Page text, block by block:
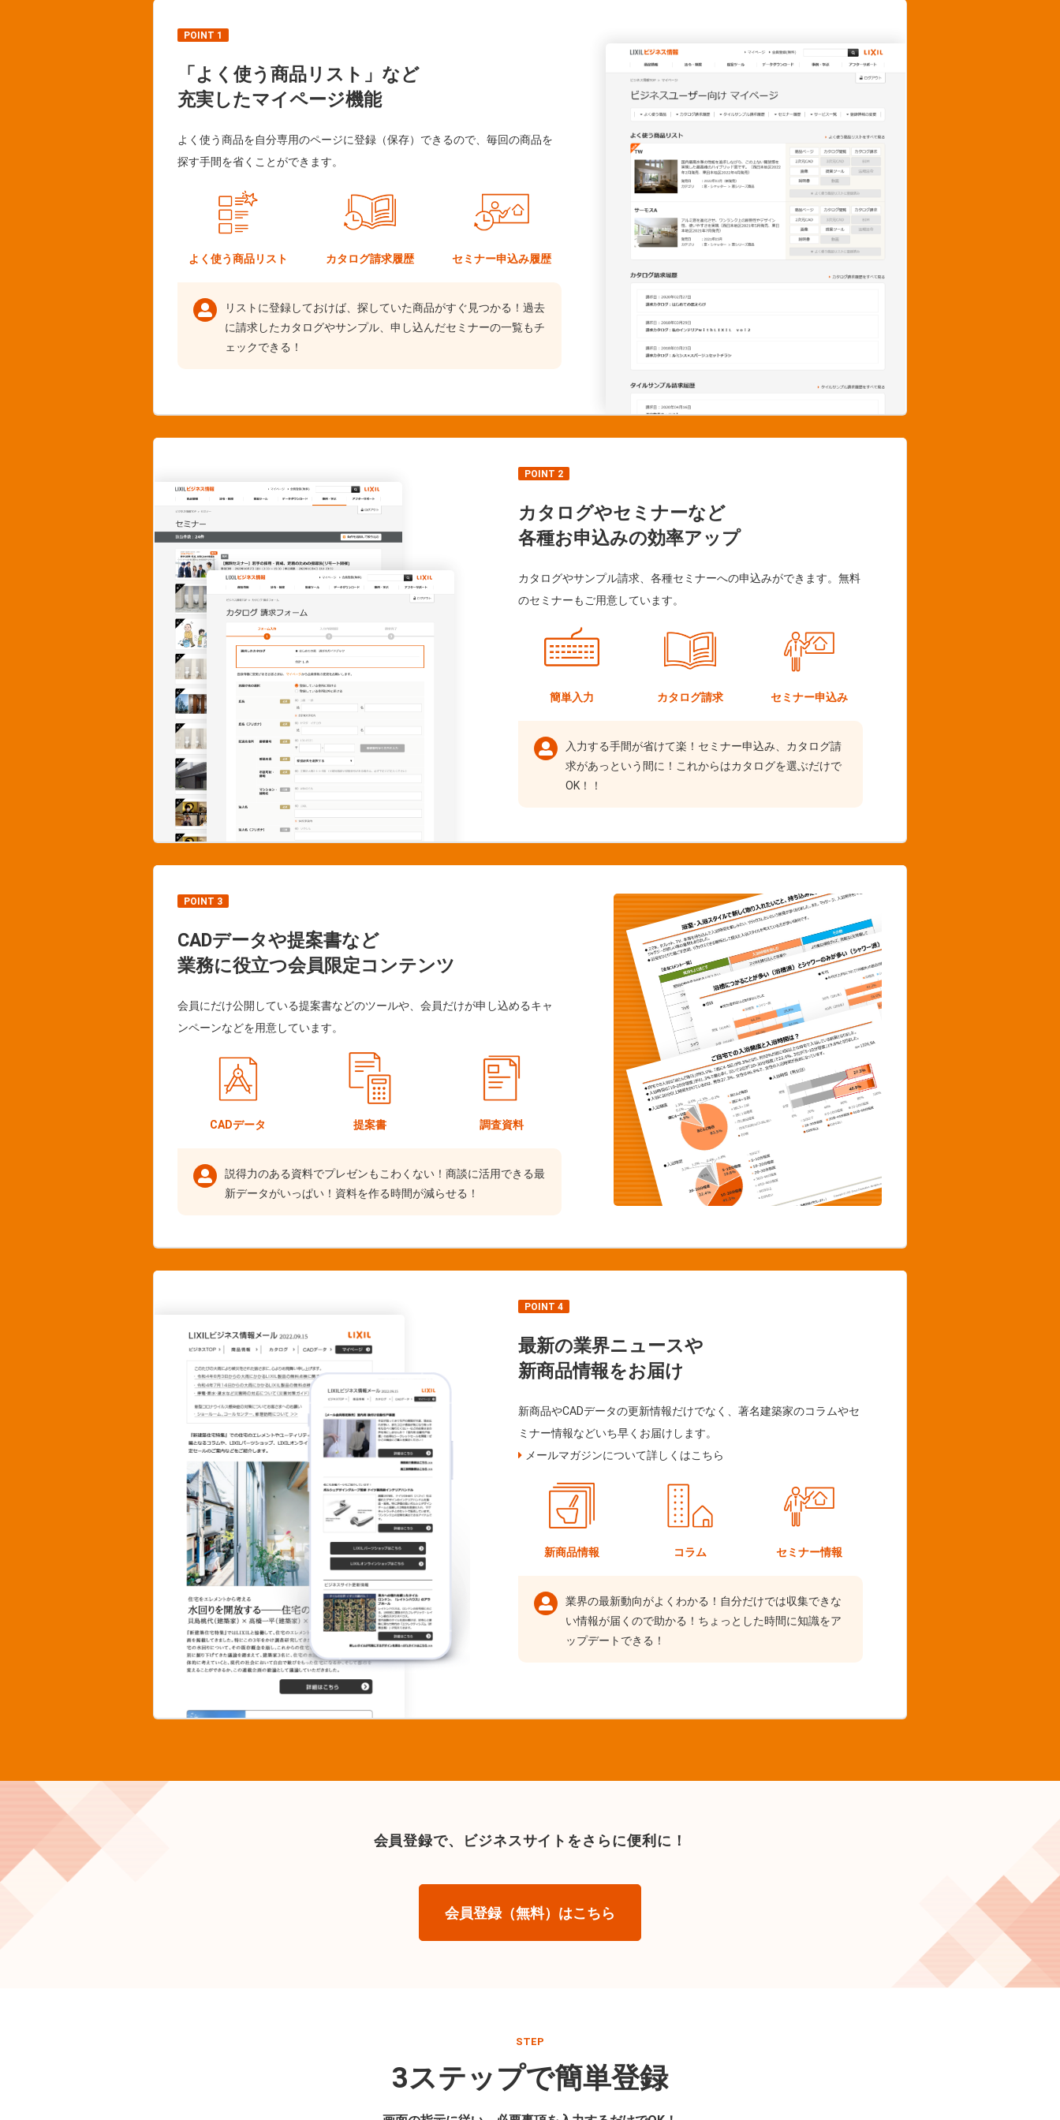
POINT 1
「よく使う商品リスト」など
充実したマイページ機能
よく使う商品を自分専用のページに登録（保存）できるので、毎回の商品を
探す手間を省くことができます。
よく使う商品リスト カタログ請求履歴 セミナー申込み履歴
リストに登録しておけば、探していた商品がすぐ見つかる！過去
に請求したカタログやサンプル、申し込んだセミナーの一覧もチ
ェックできる！
POINT 2
カタログやセミナーなど
各種お申込みの効率アップ
カタログやサンプル請求、各種セミナーへの申込みができます。無料
のセミナーもご用意しています。
簡単入力 カタログ請求 セミナー申込み
入力する手間が省けて楽！セミナー申込み、カタログ請
求があっという間に！これからはカタログを選ぶだけで
OK！！
POINT 3
CADデータや提案書など
業務に役立つ会員限定コンテンツ
会員にだけ公開している提案書などのツールや、会員だけが申し込めるキャ
ンペーンなどを用意しています。
CADデータ 提案書 調査資料
説得力のある資料でプレゼンもこわくない！商談に活用できる最
新データがいっぱい！資料を作る時間が減らせる！
POINT 4
最新の業界ニュースや
新商品情報をお届け
新商品やCADデータの更新情報だけでなく、著名建築家のコラムやセ
ミナー情報などいち早くお届けします。
メールマガジンについて詳しくはこちら
新商品情報 コラム セミナー情報
業界の最新動向がよくわかる！自分だけでは収集できな
い情報が届くので助かる！ちょっとした時間に知識をア
ップデートできる！
会員登録で、 ビジネスサイトをさらに便利に！
会員登録（無料）はこちら
STEP
3ステップで簡単登録